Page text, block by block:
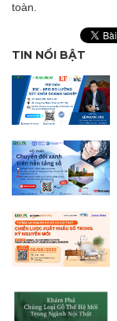
toàn.
TIN NỔI BẬT